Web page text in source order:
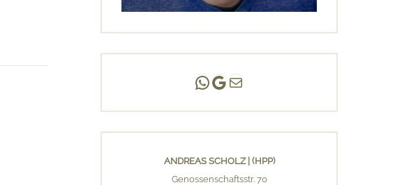
Andreas Scholz | (HPP)
Praxis Adlershof
E-Mail an mich ...
ANDREAS SCHOLZ | (HPP)
Genossenschaftsstr. 70